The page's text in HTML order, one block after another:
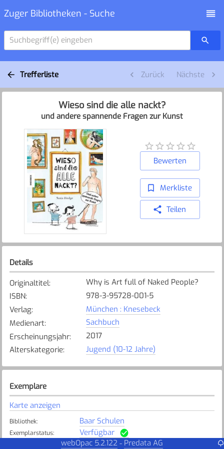
Zuger Bibliotheken - Suche
Suchbegriff(e) eingeben
Trefferliste Zurück Nächste
Wieso sind die alle nackt?
und andere spannende Fragen zur Kunst
Bewerten
Merkliste
Teilen
Details
Originaltitel:
Why is Art full of Naked People?
ISBN:
978-3-95728-001-5
Verlag:
München : Knesebeck
Medienart:
Sachbuch
Erscheinungsjahr:
2017
Alterskategorie: Jugend (10-12 Jahre)
Exemplare
Karte anzeigen
Bibliothek: Baar Schulen
Exemplarstatus: Verfügbar
webOpac 5.2.122 - Predata AG